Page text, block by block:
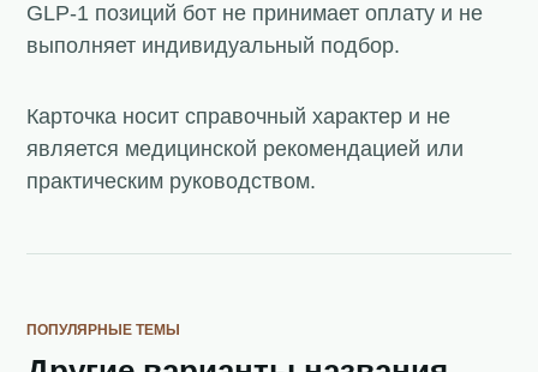
GLP-1 позиций бот не принимает оплату и не
выполняет индивидуальный подбор.
Карточка носит справочный характер и не
является медицинской рекомендацией или
практическим руководством.
ПОПУЛЯРНЫЕ ТЕМЫ